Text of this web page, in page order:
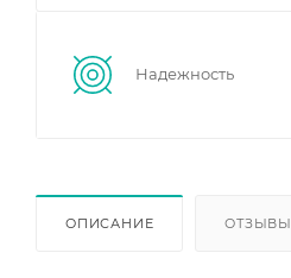
Надежность
ОПИСАНИЕ ОТЗЫВЫ